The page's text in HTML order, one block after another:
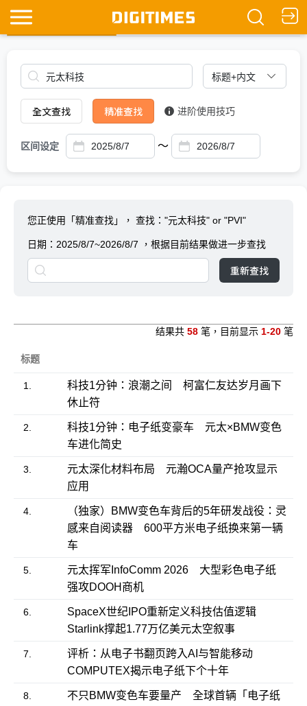
Ask DIGITIMES
全文查找 精准查找 进阶使用技巧
区间设定 ～
您正使用「精准查找」， 查找："元太科技" or "PVI"
日期： 2025/8/7~2026/8/7 ，根据目前结果做进一步查找
重新查找
结果共 58 笔，目前显示 1-20 笔
标题
1.
科技1分钟：浪潮之间 柯富仁友达岁月画下
休止符
2.
科技1分钟：电子纸变豪车 元太×BMW变色
车进化简史
3.
元太深化材料布局 元瀚OCA量产抢攻显示
应用
4.
（独家）BMW变色车背后的5年研发战役：灵
感来自阅读器 600平方米电子纸换来第一辆
车
5.
元太挥军InfoComm 2026 大型彩色电子纸
强攻DOOH商机
6.
SpaceX世纪IPO重新定义科技估值逻辑
Starlink撑起1.77万亿美元太空叙事
7.
评析：从电子书翻页跨入AI与智能移动
COMPUTEX揭示电子纸下个十年
8.
不只BMW变色车要量产 全球首辆「电子纸